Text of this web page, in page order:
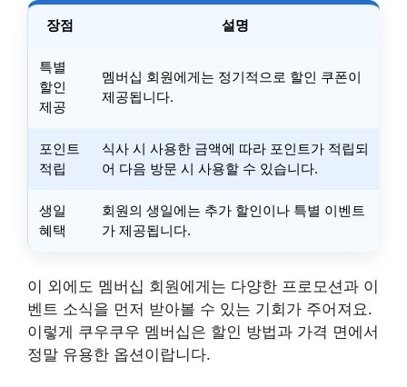
장점 설명
특별
할인
제공
멤버십 회원에게는 정기적으로 할인 쿠폰이
제공됩니다.
포인트
적립
식사 시 사용한 금액에 따라 포인트가 적립되
어 다음 방문 시 사용할 수 있습니다.
생일
혜택
회원의 생일에는 추가 할인이나 특별 이벤트
가 제공됩니다.
이 외에도 멤버십 회원에게는 다양한 프로모션과 이
벤트 소식을 먼저 받아볼 수 있는 기회가 주어져요.
이렇게 쿠우쿠우 멤버십은 할인 방법과 가격 면에서
정말 유용한 옵션이랍니다.